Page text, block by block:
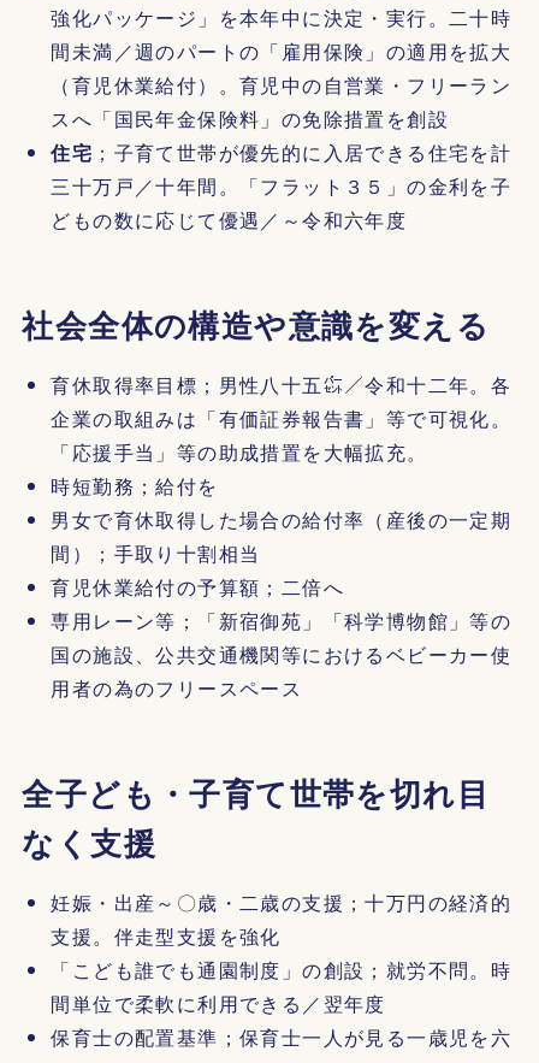
強化パッケージ」を本年中に決定・実行。二十時
間未満／週のパートの「雇用保険」の適用を拡大
（育児休業給付）。育児中の自営業・フリーラン
スへ「国民年金保険料」の免除措置を創設
住宅 ；子育て世帯が優先的に入居できる住宅を計
三十万戸／十年間。「フラット３５」の金利を子
どもの数に応じて優遇／～令和六年度
社会全体の構造や意識を変える
育休取得率目標；男性八十五㌫／令和十二年。各
企業の取組みは「有価証券報告書」等で可視化。
「応援手当」等の助成措置を大幅拡充。
時短勤務；給付を
男女で育休取得した場合の給付率（産後の一定期
間）；手取り十割相当
育児休業給付の予算額；二倍へ
専用レーン等；「新宿御苑」「科学博物館」等の
国の施設、公共交通機関等におけるベビーカー使
用者の為のフリースペース
全子ども・子育て世帯を切れ目
なく支援
妊娠・出産～〇歳・二歳の支援；十万円の経済的
支援。伴走型支援を強化
「こども誰でも通園制度」の創設；就労不問。時
間単位で柔軟に利用できる／翌年度
保育士の配置基準；保育士一人が見る一歳児を六